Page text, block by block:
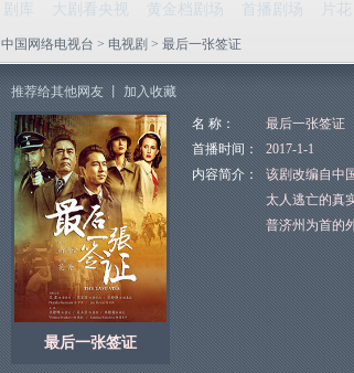
剧库 大剧看央视 黄金档剧场 首播剧场 片花
中国网络电视台 > 电视剧 > 最后一张签证
推荐给其他网友 加入收藏
最后一张签证
名 称：
最后一张签证
首播时间：
2017-1-1
内容简介：
该剧改编自中
太人逃亡的真
普济州为首的